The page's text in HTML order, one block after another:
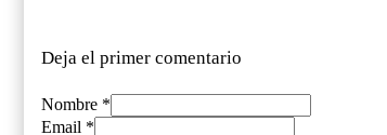
Deja el primer comentario
Nombre *
Email *